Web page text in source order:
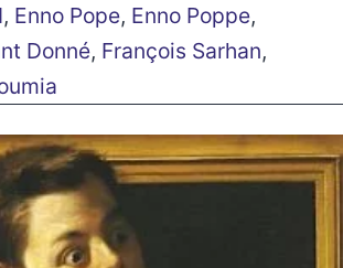
, Enno Pope, Enno Poppe,
Donné, François Sarhan,